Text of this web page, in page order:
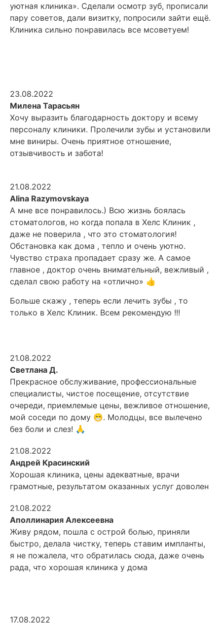
уютная клиника». Сделали осмотр зуб, прописали
пару советов, дали визитку, попросили зайти ещё.
Клиника сильно понравилась все мсоветуем!
23.08.2022
Милена Тарасьян
Хочу выразить благодарность доктору и всему
персоналу клиники. Пролечили зубы и установили
мне виниры. Очень приятное отношение,
отзывчивость и забота!
21.08.2022
Alina Razymovskaya
А мне все понравилось.) Всю жизнь боялась
стоматологов, но когда попала в Хелс Клиник ,
даже не поверила , что это стоматология!
Обстановка как дома , тепло и очень уютно.
Чувство страха пропадает сразу же. А самое
главное , доктор очень внимательный, вежливый ,
сделал свою работу на «отлично» 👍
Больше скажу , теперь если лечить зубы , то
только в Хелс Клиник. Всем рекомендую !!!
21.08.2022
Светлана Д.
Прекрасное обслуживание, профессиональные
специалисты, чистое посещение, отсутствие
очереди, приемлемые цены, вежливое отношение,
мой соседи по дому 😁. Молодцы, все вылечено
без боли и слез! 🙏
21.08.2022
Андрей Красинский
Хорошая клиника, цены адекватные, врачи
грамотные, результатом оказанных услуг доволен
21.08.2022
Аполлинария Алексеевна
Живу рядом, пошла с острой болью, приняли
быстро, делала чистку, теперь ставим импланты,
я не пожалела, что обратилась сюда, даже очень
рада, что хорошая клиника у дома
17.08.2022